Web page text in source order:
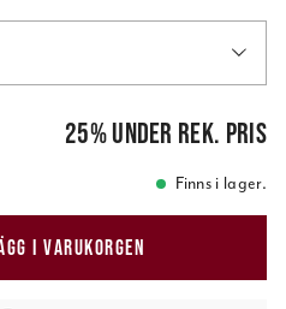
1 199,00 kr
25%under rek. pris
Finns i lager.
I VARUKORGEN